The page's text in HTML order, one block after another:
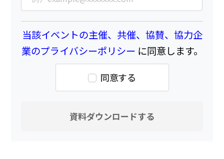
当該イベントの主催、共催、協賛、協力企
業のプライバシーポリシー に同意します。
同意する